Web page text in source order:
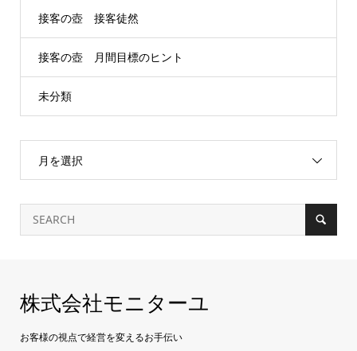
接客の壺 接客徒然
接客の壺 月間目標のヒント
未分類
月を選択
株式会社モニターユ
お客様の視点で経営を変えるお手伝い